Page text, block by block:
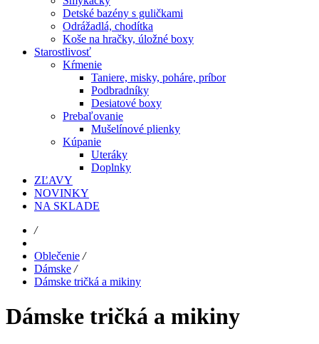
Detské bazény s guličkami
Odrážadlá, chodítka
Koše na hračky, úložné boxy
Starostlivosť
Kŕmenie
Taniere, misky, poháre, príbor
Podbradníky
Desiatové boxy
Prebaľovanie
Mušelínové plienky
Kúpanie
Uteráky
Doplnky
ZĽAVY
NOVINKY
NA SKLADE
/
Oblečenie /
Dámske /
Dámske tričká a mikiny
Dámske tričká a mikiny